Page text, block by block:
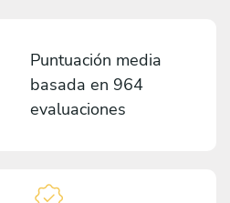
Puntuación media
basada en 964
evaluaciones